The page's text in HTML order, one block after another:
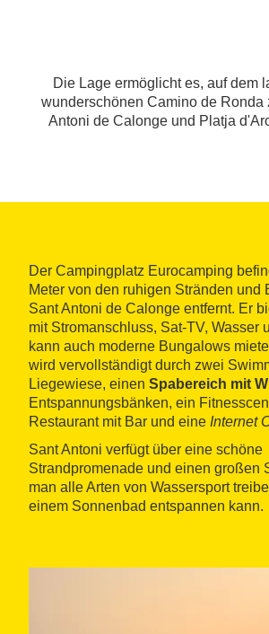
Die Lage ermöglicht es, auf dem
wunderschönen Camino de Ronda
Antoni de Calonge und Platja
Der Campingplatz Eurocamping
Meter von den ruhigen Stränden und
Sant Antoni de Calonge entfernt. Er
mit Stromanschluss, Sat-TV, Wasser
kann auch moderne Bungalows
wird vervollständigt durch zwei
Liegewiese, einen Spabereich mit
Entspannungsbänken, ein
Restaurant mit Bar und eine Internet
Sant Antoni verfügt über eine schöne
Strandpromenade und einen großen
man alle Arten von Wassersport
einem Sonnenbad entspannen kann.